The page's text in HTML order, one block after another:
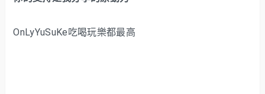
OnLyYuSuKe吃喝玩樂都最高